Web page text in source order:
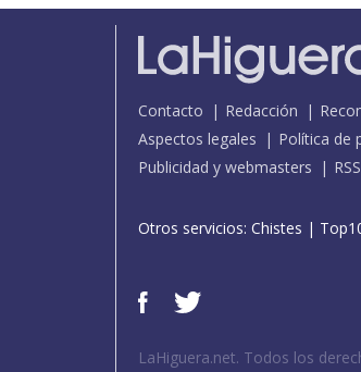
Contacto Redacción
Aspectos legales
Política de
Publicidad y webmasters
RSS
Otros servicios: Chistes |
LaHiguera.net. Todos los